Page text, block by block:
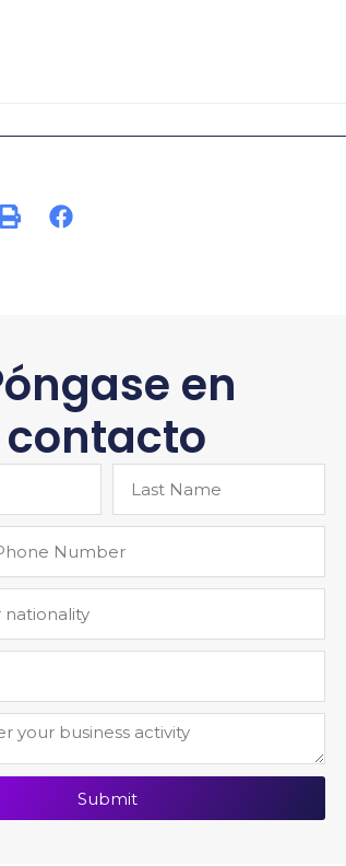
en
contacto
Submit